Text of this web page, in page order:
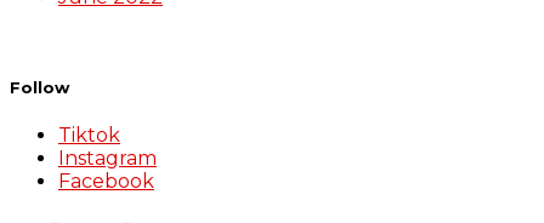
Follow
Tiktok
Instagram
Facebook